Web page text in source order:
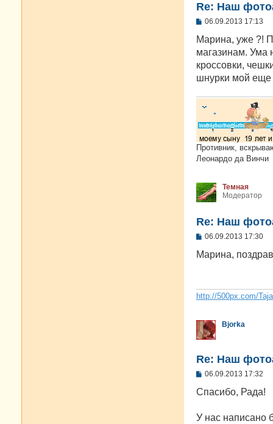
Re: Наш
С
о
щ
е
и
06.09.2013 17:13
Марина, уже ?!
магазинам. Ума
кроссовки,
шнурки мой еще
Противник,
Леонардо да Винчи
Темная
Модератор
Re: Наш
С
о
и
06.09.2013 17:30
Марина,
http://500px.com/
Bjorka
Re: Наш
С
о
е
06.09.2013 17:32
Спасибо, Рада!
У нас написано